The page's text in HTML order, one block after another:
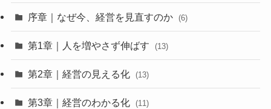
序章｜なぜ今、経営を見直すのか (6)
第1章｜人を増やさず伸ばす (13)
第2章｜経営の見える化 (13)
第3章｜経営のわかる化 (11)